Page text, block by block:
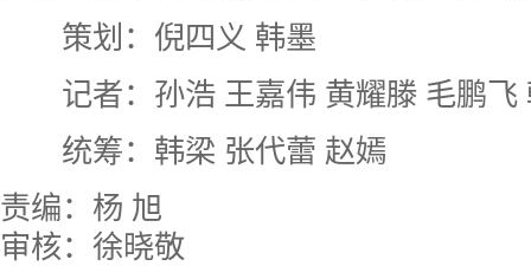
策划：倪四义 韩墨
记者：孙浩 王嘉伟 黄耀滕 毛鹏飞
统筹：韩梁 张代蕾 赵嫣
责编：杨 旭
审核：徐晓敬